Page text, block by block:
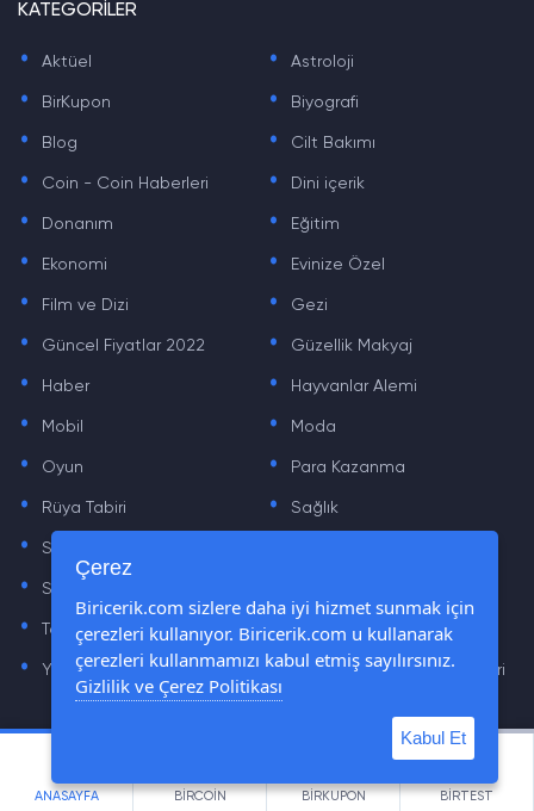
ANASAYFA BİRCOİN BİRKUPON BİRTEST
KATEGORİLER
. Aktüel . Astroloji
. BirKupon . Biyografi
. Blog . Cilt Bakımı
. Coin - Coin Haberleri . Dini içerik
. Donanım . Eğitim
. Ekonomi . Evinize Özel
. Film ve Dizi . Gezi
. Güncel Fiyatlar 2022 . Güzellik Makyaj
. Haber . Hayvanlar Alemi
. Mobil . Moda
. Oyun . Para Kazanma
. Rüya Tabiri . Sağlık
. Sinema .
. Sözler
. Teknoloji Haberleri . Yaşam
. Yazılım Haberleri . Yiyecek Önerileri ve Tarifleri
Çerez
Biricerik.com sizlere daha iyi hizmet sunmak için
çerezleri kullanıyor. Biricerik.com u kullanarak
çerezleri kullanmamızı kabul etmiş sayılırsınız.
Gizlilik ve Çerez Politikası
Kabul Et